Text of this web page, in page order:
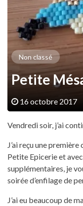
Non classé
Petite
16 octobre 2017
Vendredi soir, j’ai
J’ai reçu une
Petite Epicerie et
supplémentaires, je
soirée d’enfilage de
J’ai eu beaucoup de